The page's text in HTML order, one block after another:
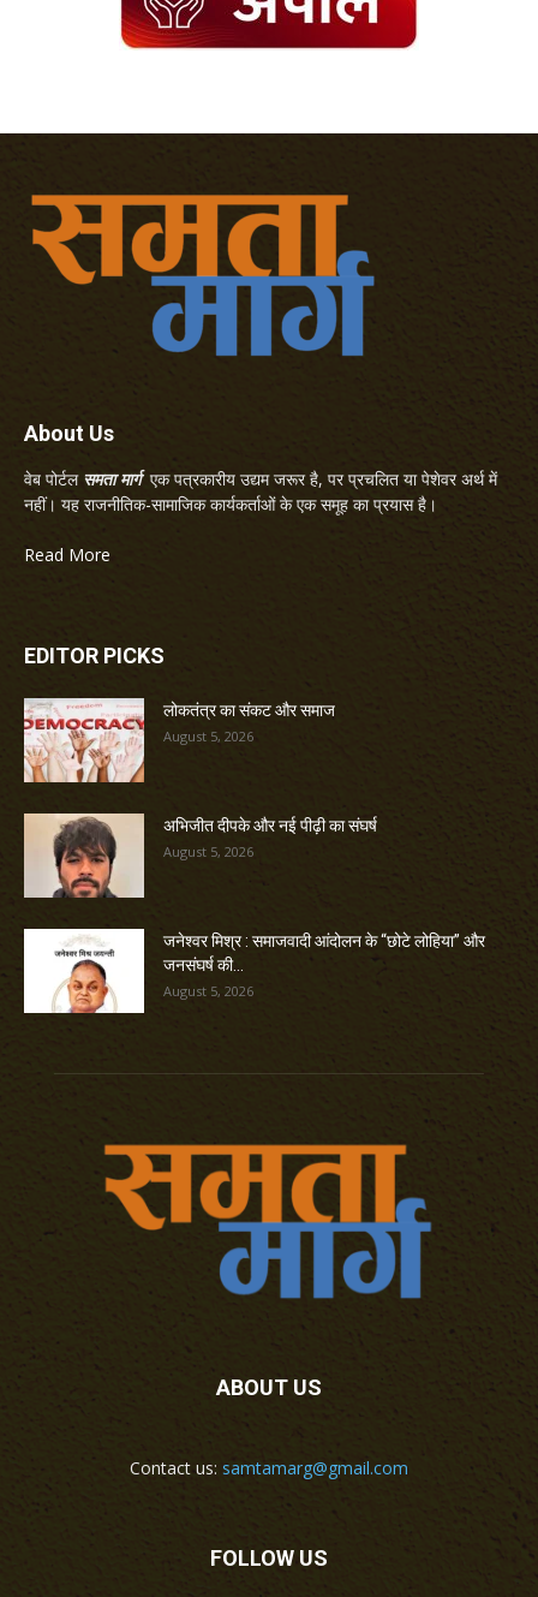
About Us
वेब पोर्टल समता मार्गएक पत्रकारीय उद्यम जरूर है, पर प्रचलित या पेशेवर अर्थ में
नहीं। यह राजनीतिक-सामाजिक कार्यकर्ताओं के एक समूह का प्रयास है।
Read More
EDITOR PICKS
लोकतंत्र का संकट और समाज
August 5, 2026
अभिजीत दीपके और नई पीढ़ी का संघर्ष
August 5, 2026
जनेश्वर मिश्र : समाजवादी आंदोलन के “छोटे लोहिया” और
जनसंघर्ष की...
August 5, 2026
ABOUT US
Contact us: samtamarg@gmail.com
FOLLOW US